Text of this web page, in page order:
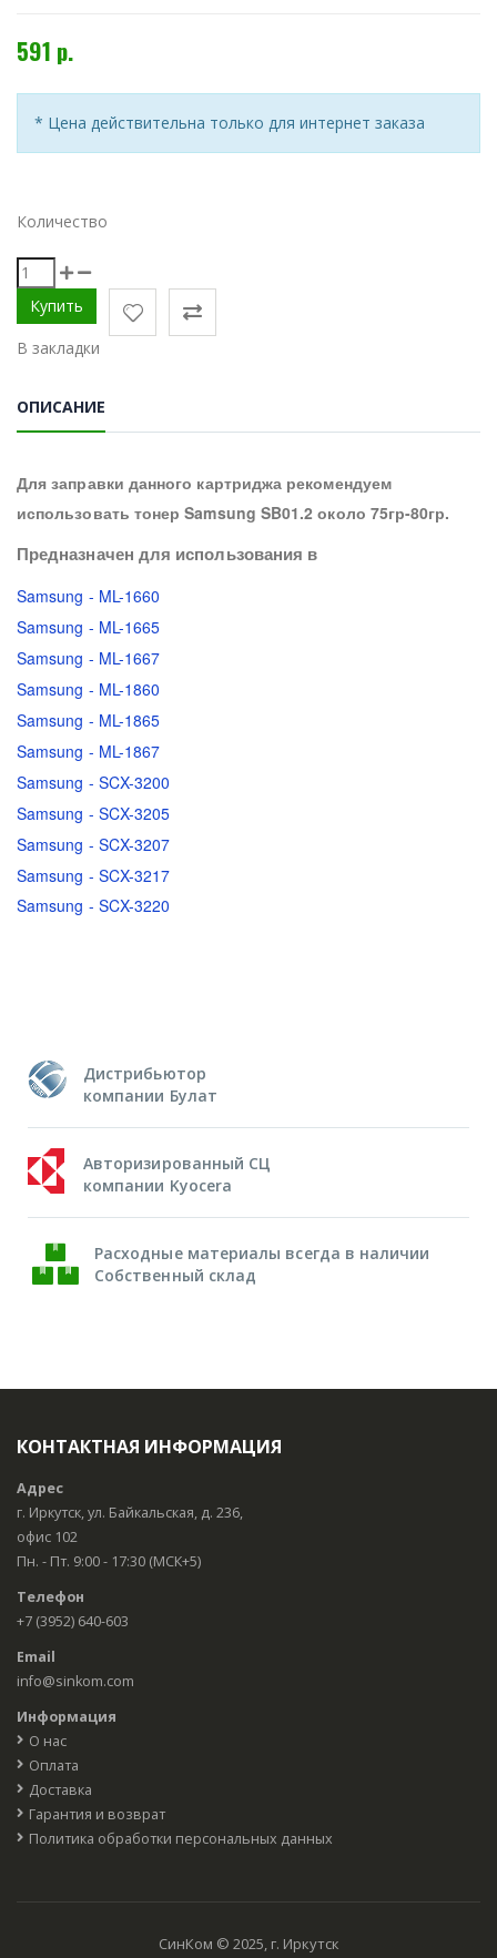
591 р.
* Цена действительна только для интернет заказа
Количество
В закладки
ОПИСАНИЕ
Для заправки данного картриджа рекомендуем
использовать тонер Samsung SB01.2 около 75гр-80гр.
Предназначен для использования в
Samsung - ML-1660
Samsung - ML-1665
Samsung - ML-1667
Samsung - ML-1860
Samsung - ML-1865
Samsung - ML-1867
Samsung - SCX-3200
Samsung - SCX-3205
Samsung - SCX-3207
Samsung - SCX-3217
Samsung - SCX-3220
Дистрибьютор
компании Булат
Авторизированный СЦ
компании Kyocera
Расходные материалы всегда в наличии
Собственный склад
КОНТАКТНАЯ ИНФОРМАЦИЯ
Адрес
г. Иркутск, ул. Байкальская, д. 236,
офис 102
Пн. - Пт. 9:00 - 17:30 (МСК+5)
Телефон
+7 (3952) 640-603
Email
info@sinkom.com
Информация
О нас
Оплата
Доставка
Гарантия и возврат
Политика обработки персональных данных
СинКом © 2025, г. Иркутск